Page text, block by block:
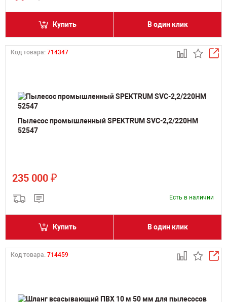
Купить В один клик
Код товара: 714347
Пылесос промышленный SPEKTRUM SVC-2,2/220HM
52547
235 000 ₽
Есть в наличии
Купить В один клик
Код товара: 714459